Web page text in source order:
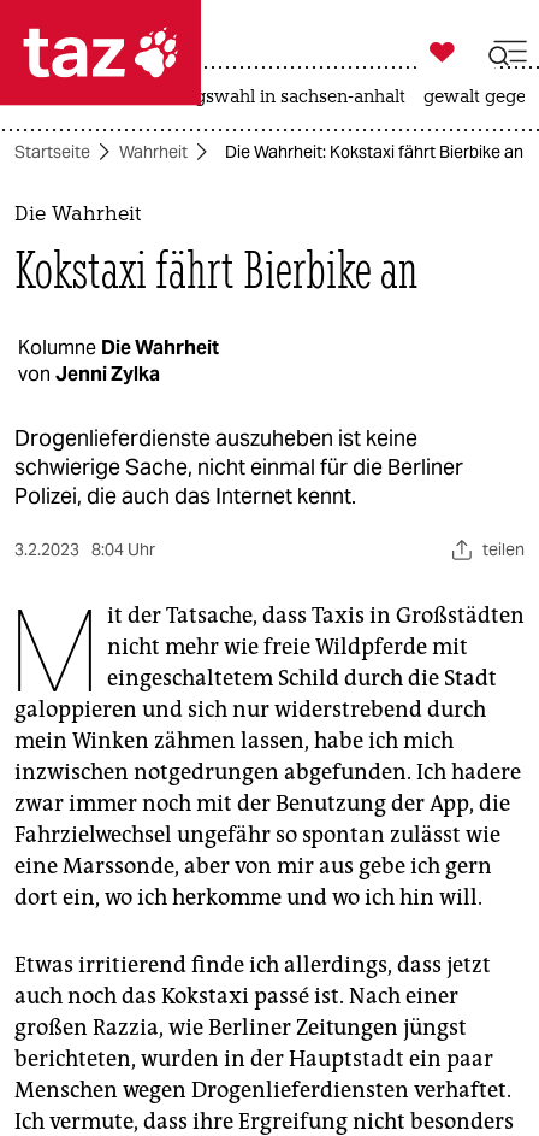
 taz zahl ich
taz zahl ich
themen
politik
gesellschaft
kultur
sport
berlin
wahrheit
verlag
verlag
veranstaltungen
shop
fragen & hilfe
abo
genossenschaft
epaper login

taz zahl ich
landtagswahl in sachsen-anhalt gewalt
Startseite Wahrheit Die Wahrheit: Kokstaxi fährt Bierbike an
Die Wahrheit
Kokstaxi fährt Bierbike an
Kolumne Die Wahrheit
von Jenni Zylka
Drogenlieferdienste auszuheben ist keine
schwierige Sache, nicht einmal für die Berliner
Polizei, die auch das Internet kennt.
3.2.2023 8:04 Uhr teilen
M it der Tatsache, dass Taxis in Großstädten
nicht mehr wie freie Wildpferde mit
eingeschaltetem Schild durch die Stadt
galoppieren und sich nur widerstrebend durch
mein Winken zähmen lassen, habe ich mich
inzwischen notgedrungen abgefunden. Ich hadere
zwar immer noch mit der Benutzung der App, die
Fahrzielwechsel ungefähr so spontan zulässt wie
eine Marssonde, aber von mir aus gebe ich gern
dort ein, wo ich herkomme und wo ich hin will.
Etwas irritierend finde ich allerdings, dass jetzt
auch noch das Kokstaxi passé ist. Nach einer
großen Razzia, wie Berliner Zeitungen jüngst
berichteten, wurden in der Hauptstadt ein paar
Menschen wegen Drogenlieferdiensten verhaftet.
Ich vermute, dass ihre Ergreifung nicht besonders